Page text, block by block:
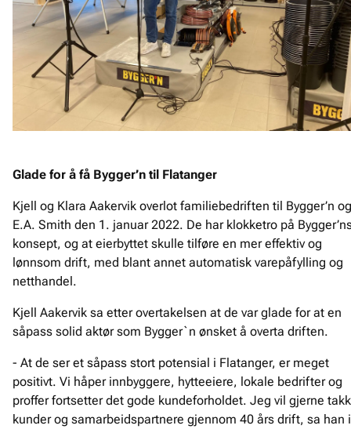
Glade for å få Bygger’n til Flatanger
Kjell og Klara Aakervik overlot familiebedriften til Bygger’n og
E.A. Smith den 1. januar 2022. De har klokketro på
konsept, og at eierbyttet skulle tilføre en mer effektiv og
lønnsom drift, med blant annet automatisk varepåfylling og
netthandel.
Kjell Aakervik sa etter overtakelsen at de var glade for at en
såpass solid aktør som Bygger`n ønsket å overta driften.
- At de ser et såpass stort potensial i Flatanger, er meget
positivt. Vi håper innbyggere, hytteeiere, lokale bedrifter og
proffer fortsetter det gode kundeforholdet. Jeg vil gjerne
kunder og samarbeidspartnere gjennom 40 års drift, sa han i